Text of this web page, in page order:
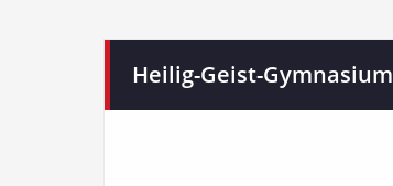
Heilig-Geist-Gymnasium